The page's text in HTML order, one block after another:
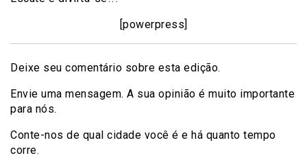
[powerpress]
Deixe seu comentário sobre esta edição.
Envie uma mensagem. A sua opinião é muito importante
para nós.
Conte-nos de qual cidade você é e há quanto tempo
corre.